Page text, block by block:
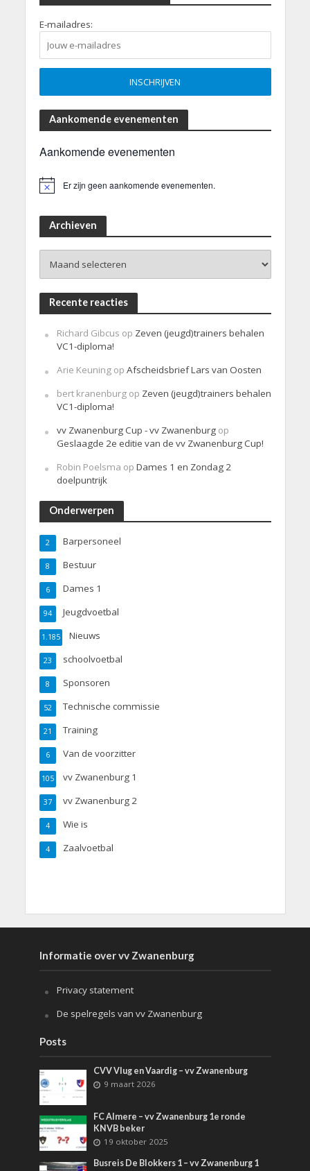
E-mailadres:
Aankomende evenementen
Aankomende evenementen
Er zijn geen aankomende evenementen.
Archieven
Recente reacties
Richard Gibcus op Zeven (jeugd)trainers behalen
VC1-diploma!
Arie Keuningop Afscheidsbrief Lars van Oosten
bert kranenburgop Zeven (jeugd)trainers behalen
VC1-diploma!
vv Zwanenburg Cup - vv Zwanenburgop
Geslaagde 2e editie van de vv Zwanenburg Cup!
Robin Poelsma op Dames 1 en Zondag 2
doelpuntrijk
Onderwerpen
Barpersoneel
2
Bestuur
8
Dames 1
6
Jeugdvoetbal
94
Nieuws
1.185
schoolvoetbal
23
Sponsoren
8
Technische commissie
52
Training
21
Van de voorzitter
6
vv Zwanenburg 1
105
vv Zwanenburg 2
37
Wie is
4
Zaalvoetbal
4
Informatie over vv Zwanenburg
Privacy statement
De spelregels van vv Zwanenburg
Posts
CVV Vlug en Vaardig – vv Zwanenburg
9 maart 2026
FC Almere – vv Zwanenburg 1e ronde
KNVB beker
19 oktober 2025
Busreis De Blokkers 1 – vv Zwanenburg 1